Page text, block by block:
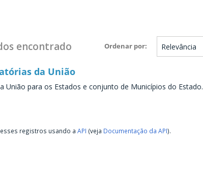
Ordenar por
encontrado
da União
União para os Estados e conjunto de Municípios do Estado.
registros usando a API (veja Documentação da API).